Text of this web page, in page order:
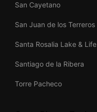
San Cayetano
San Juan de los Terreros
Santa Rosalia Lake & Life
Santiago de la Ribera
Torre Pacheco